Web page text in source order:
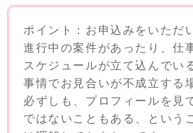
ポイント：お申込みをいただ
進行中の案件があったり、仕
スケジュールが立て込んでい
事情でお見合いが不成立する
必ずしも、プロフィールを見
ではないこともある、という